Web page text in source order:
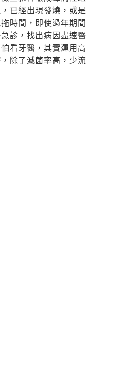
已經出現發燒，或是
時間，即使過年期間
診，找出病因盡速醫
看牙醫，其實運用高
除了滅菌率高，少流